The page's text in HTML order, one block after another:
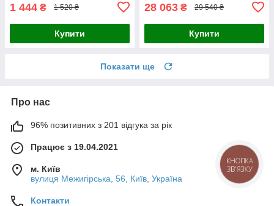
1 444 ₴ 1 520 ₴
Купити
28 063 ₴ 29 540 ₴
Купити
Показати ще
Про нас
96% позитивних з 201 відгука за рік
Працює з 19.04.2021
м. Київ
вулиця Межигірська, 56, Київ, Україна
Контакти
КНОПКА
ЗВ'ЯЗКУ